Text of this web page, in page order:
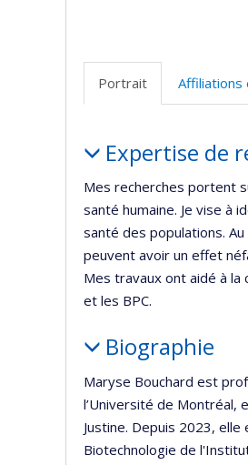
Portrait Affiliations
Expertise de
Mes recherches portent
santé humaine. Je vise à
santé des populations.
peuvent avoir un effet
Mes travaux ont aidé à
et les BPC.
Biographie
Maryse Bouchard est
l’Université de Montréal,
Justine. Depuis 2023,
Biotechnologie de